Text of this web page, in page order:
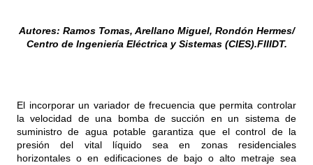
Autores: Ramos Tomas, Arellano Miguel, Rondón Hermes/
Centro de Ingeniería Eléctrica y Sistemas (CIES).FIIIDT.
El incorporar un variador de frecuencia que permita controlar
la velocidad de una bomba de succión en un sistema de
suministro de agua potable garantiza que el control de la
presión del vital líquido sea en zonas residenciales
horizontales o en edificaciones de bajo o alto metraje sea